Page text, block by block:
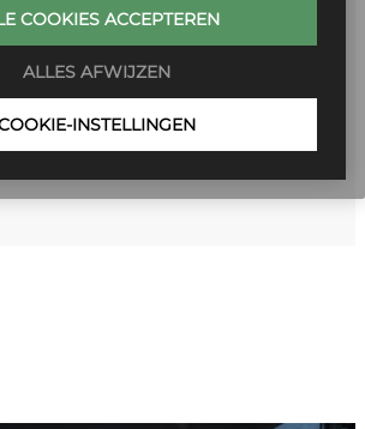
aanbod
ALLES AFWIJZEN
COOKIES ACCEPTEREN
INSTELLINGEN